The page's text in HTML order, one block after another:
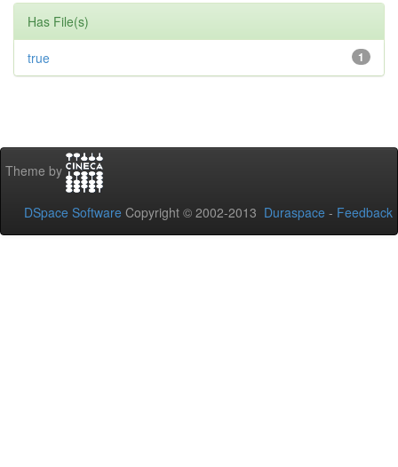
Has File(s)
1
true
Theme by
DSpace Software Copyright © 2002-2013 Duraspace - Feedback